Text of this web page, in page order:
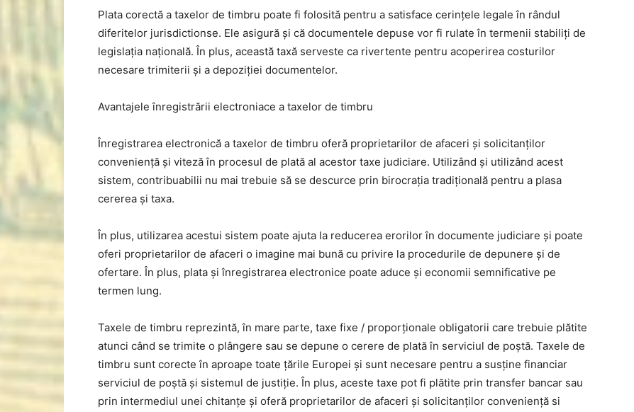
Plata corectă a taxelor de timbru poate fi folosită pentru a satisface cerințele legale în rândul
diferitelor jurisdictionse. Ele asigură și că documentele depuse vor fi rulate în termenii stabiliți de
legislația națională. În plus, această taxă serveste ca rivertente pentru acoperirea costurilor
necesare trimiterii și a depoziției documentelor.
Avantajele înregistrării electroniace a taxelor de timbru
Înregistrarea electronică a taxelor de timbru oferă proprietarilor de afaceri și solicitanților
conveniență și viteză în procesul de plată al acestor taxe judiciare. Utilizând și utilizând acest
sistem, contribuabilii nu mai trebuie să se descurce prin birocrația tradițională pentru a plasa
cererea și taxa.
În plus, utilizarea acestui sistem poate ajuta la reducerea erorilor în documente judiciare și poate
oferi proprietarilor de afaceri o imagine mai bună cu privire la procedurile de depunere și de
ofertare. În plus, plata și înregistrarea electronice poate aduce și economii semnificative pe
termen lung.
Taxele de timbru reprezintă, în mare parte, taxe fixe / proporționale obligatorii care trebuie plătite
atunci când se trimite o plângere sau se depune o cerere de plată în serviciul de poștă. Taxele de
timbru sunt corecte în aproape toate țările Europei și sunt necesare pentru a susține financiar
serviciul de poștă și sistemul de justiție. În plus, aceste taxe pot fi plătite prin transfer bancar sau
prin intermediul unei chitanțe și oferă proprietarilor de afaceri și solicitanților conveniență si